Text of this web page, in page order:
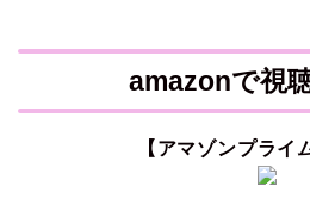
amazonで視
【アマゾンプライ